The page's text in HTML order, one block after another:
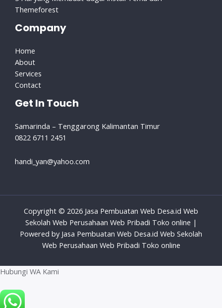
Themeforest
Company
Home
About
Services
Contact
Get In Touch
Samarinda – Tenggarong Kalimantan Timur
0822 6711 2451
handi_yan@yahoo.com
Copyright © 2026 Jasa Pembuatan Web Desa.id Web
Sekolah Web Perusahaan Web Pribadi Toko online |
Powered by Jasa Pembuatan Web Desa.id Web Sekolah
Web Perusahaan Web Pribadi Toko online
Hubungi WA Kami